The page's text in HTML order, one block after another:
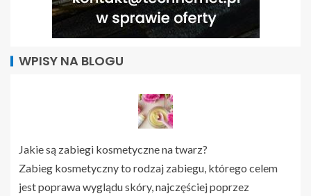
WPISY NA BLOGU
Jakie są zabiegi kosmetyczne na twarz?
Zabieg kosmetyczny to rodzaj zabiegu, którego celem
jest poprawa wyglądu skóry, najczęściej poprzez